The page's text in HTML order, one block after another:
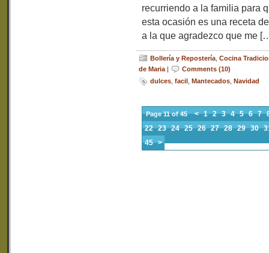
recurriendo a la familia para
esta ocasión es una receta
a la que agradezco que me
Bollería y Repostería Cocina
de Maria |
Comments (10)
dulces facil Mantecados Navidad
Page 11 of 45 < 1 2 3 4 5 6 7
22 23 24 25 26 27 28 29 30
45 >